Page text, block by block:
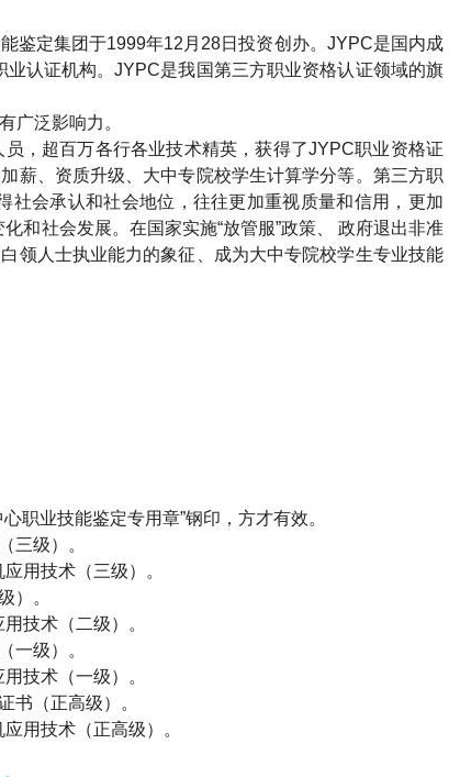
鉴定集团于1999年12 月 28日投资创办。 JYPC是国内成
业认证机构。JYPC是我国第三方职业资格认证领域的旗
广泛影响力。
，超百万各行各业技术精英，获得了JYPC职业资格证
薪、资质升级、大中专院校学生计算学分等。第三方职
社会承认和社会地位，往往更加重视质量和信用，更加
和社会发展。在国家实施“放管服”政策、 政府退出非准
领人士执业能力的象征、成为大中专院校学生专业技能
职业技能鉴定专用章”钢印，方才有效。
三级）。
用技术（三级）。
）。
技术（二级）。
一级）。
技术（一级）。
书（正高级）。
用技术（正高级）。